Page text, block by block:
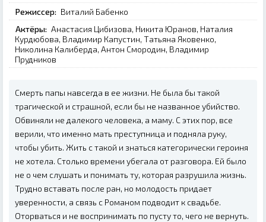
Режиссер: Виталий Бабенко
Актёры: Анастасия Цибизова, Никита Юранов, Наталия
Курдюбова, Владимир Капустин, Татьяна Яковенко,
Николина Калиберда, Антон Смородин, Владимир
Прудников
Смерть папы навсегда в ее жизни. Не была бы такой
трагической и страшной, если бы не названное убийство.
Обвиняли не далекого человека, а маму. С этих пор, все
верили, что именно мать преступница и подняла руку,
чтобы убить. Жить с такой и знаться категорически героиня
не хотела. Столько времени убегала от разговора. Ей было
не о чем слушать и понимать ту, которая разрушила жизнь.
Трудно вставать после ран, но молодость придает
уверенности, а связь с Романом подводит к свадьбе.
Оторваться и не воспринимать по пусту то, чего не вернуть.